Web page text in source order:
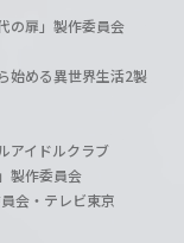
の扉」製作委員会
始める異世界生活2製
アイドルクラブ
製作委員会
会・テレビ東京